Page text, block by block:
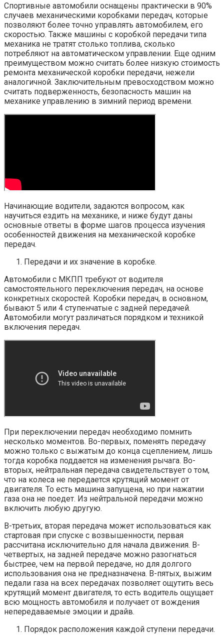
Спортивные автомобили оснащены практически в 90%
случаев механическими коробками передач, которые
позволяют более точно управлять автомобилем, его
скоростью. Также машины с коробкой передачи типа
механика не тратят столько топлива, сколько
потребляют на автоматическом управлении. Еще одним
преимуществом можно считать более низкую стоимость
ремонта механической коробки передачи, нежели
аналогичной. Заключительным превосходством можно
считать подверженность, безопасность машин на
механике управлению в зимний период времени.
Начинающие водители, задаются вопросом, как
научиться ездить на механике, и ниже будут даны
основные ответы в форме шагов процесса изучения
особенностей движения на механической коробке
передач.
Передачи и их значение в коробке.
Автомобили с МКПП требуют от водителя
самостоятельного переключения передач, на основе
конкретных скоростей. Коробки передач, в основном,
бывают 5 или 4 ступенчатые с задней передачей.
Автомобили могут различаться порядком и техникой
включения передач.
При переключении передач необходимо помнить
несколько моментов. Во-первых, поменять передачу
можно только с выжатым до конца сцеплением, лишь
тогда коробка поддается на изменения рычага. Во-
вторых, нейтральная передача свидетельствует о том,
что на колеса не передается крутящий момент от
двигателя. То есть машина запущена, но при нажатии
газа она не поедет. Из нейтральной передачи можно
включить любую другую.
В-третьих, вторая передача может использоваться как
стартовая при спуске с возвышенности, первая
рассчитана исключительно для начала движения. В-
четвертых, на задней передаче можно разогнаться
быстрее, чем на первой передаче, но для долгого
использования она не предназначена. В-пятых, выжим
педали газа на всех передачах позволяет ощутить весь
крутящий момент двигателя, то есть водитель ощущает
всю мощность автомобиля и получает от вождения
непередаваемые эмоции и драйв.
Порядок расположения каждой ступени передачи.